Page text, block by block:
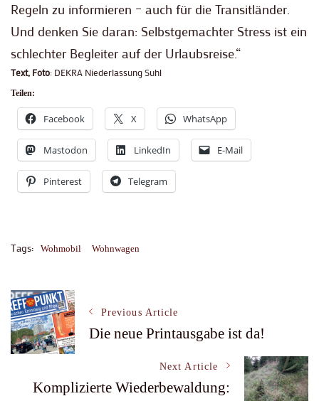
Regeln zu informieren – auch für die Transitländer.
Und denken Sie daran: Selbstgemachter Stress ist ein
schlechter Begleiter auf der Urlaubsreise.“
Text, Foto: DEKRA Niederlassung Suhl
Teilen:
Facebook X WhatsApp
Mastodon LinkedIn E-Mail
Pinterest Telegram
Tags: Wohmobil Wohnwagen
Post
Navigation
Previous Article
Die neue Printausgabe ist da!
Next Article
Komplizierte Wiederbewaldung: